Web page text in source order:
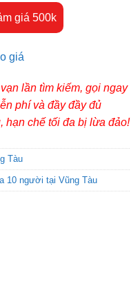
giá 500k
lần tìm kiếm, gọi ngay
phí và đầy đầy đủ
hạn chế tối đa bị lừa đảo!
Tàu
10 người tại Vũng Tàu